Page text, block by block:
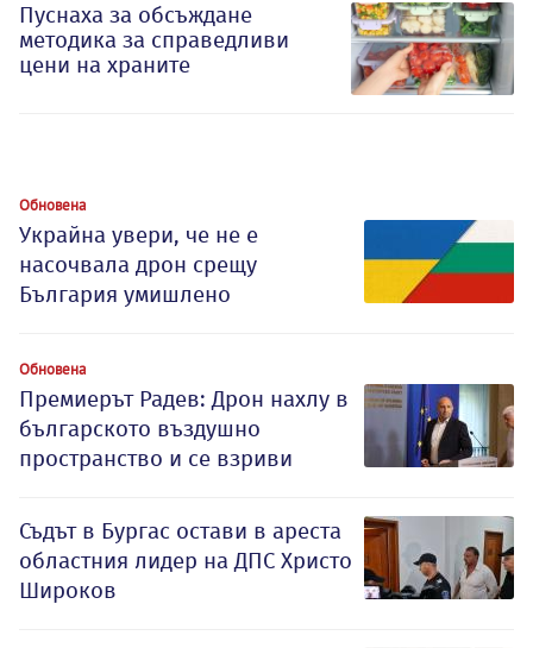
Пуснаха за обсъждане
методика за справедливи
цени на храните
Обновена
Украйна увери, че не е
насочвала дрон срещу
България умишлено
Обновена
Премиерът Радев: Дрон нахлу в
българското въздушно
пространство и се взриви
Съдът в Бургас остави в ареста
областния лидер на ДПС Христо
Широков